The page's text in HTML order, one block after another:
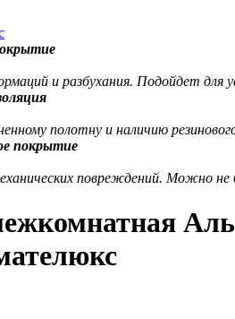
и разбухания. Подойдет
полотну и наличию
покрытие
повреждений. Можно не